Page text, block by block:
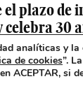
el plazo de
celebra 30
2026
analíticas y
de cookies”.
ACEPTAR, si